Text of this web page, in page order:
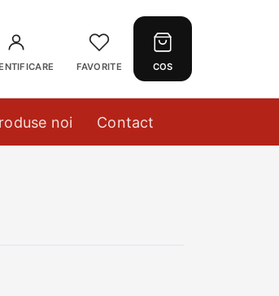
FAVORITE COS
noi Contact